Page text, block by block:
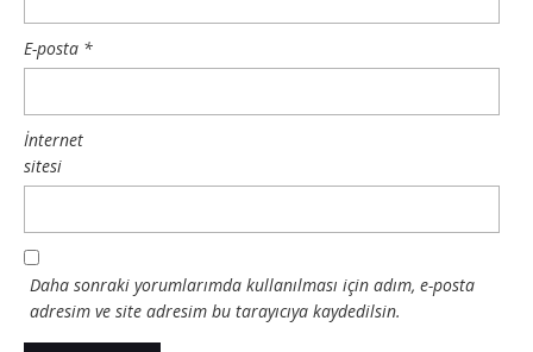
E-posta *
İnternet
sitesi
Daha sonraki yorumlarımda kullanılması için adım, e-posta
adresim ve site adresim bu tarayıcıya kaydedilsin.